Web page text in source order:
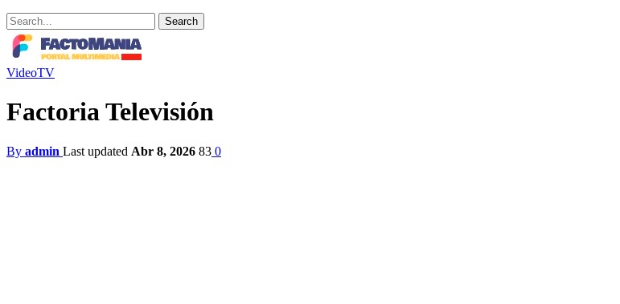
VideoTV
Factoria Televisión
By admin Last updated Abr 8, 2026 83 0